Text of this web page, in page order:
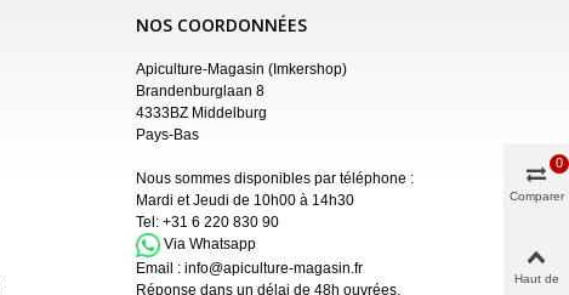
NOS COORDONNÉES
Apiculture-Magasin (Imkershop)
Brandenburglaan 8
4333BZ Middelburg
Pays-Bas
Nous sommes disponibles par téléphone :
Mardi et Jeudi de 10h00 à 14h30
Tel: +31 6 220 830 90
Via Whatsapp
Email : info@apiculture-magasin.fr
Réponse dans un délai de 48h ouvrées.
Comparer
0
Haut de